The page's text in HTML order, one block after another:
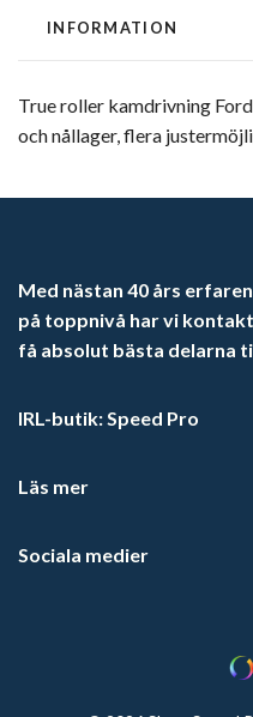
INFORMATION
True roller kamdrivning
och nållager, flera
Med nästan 40 års
på toppnivå har vi
få absolut bästa delarna
IRL-butik: Speed Pro
Läs mer
Sociala medier